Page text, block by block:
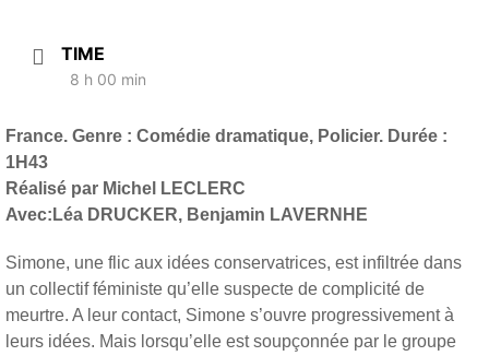
TIME
8 h 00 min
France. Genre : Comédie dramatique, Policier. Durée :
1H43
Réalisé par Michel LECLERC
Avec:Léa DRUCKER, Benjamin LAVERNHE
Simone, une flic aux idées conservatrices, est infiltrée dans
un collectif féministe qu’elle suspecte de complicité de
meurtre. A leur contact, Simone s’ouvre progressivement à
leurs idées. Mais lorsqu’elle est soupçonnée par le groupe